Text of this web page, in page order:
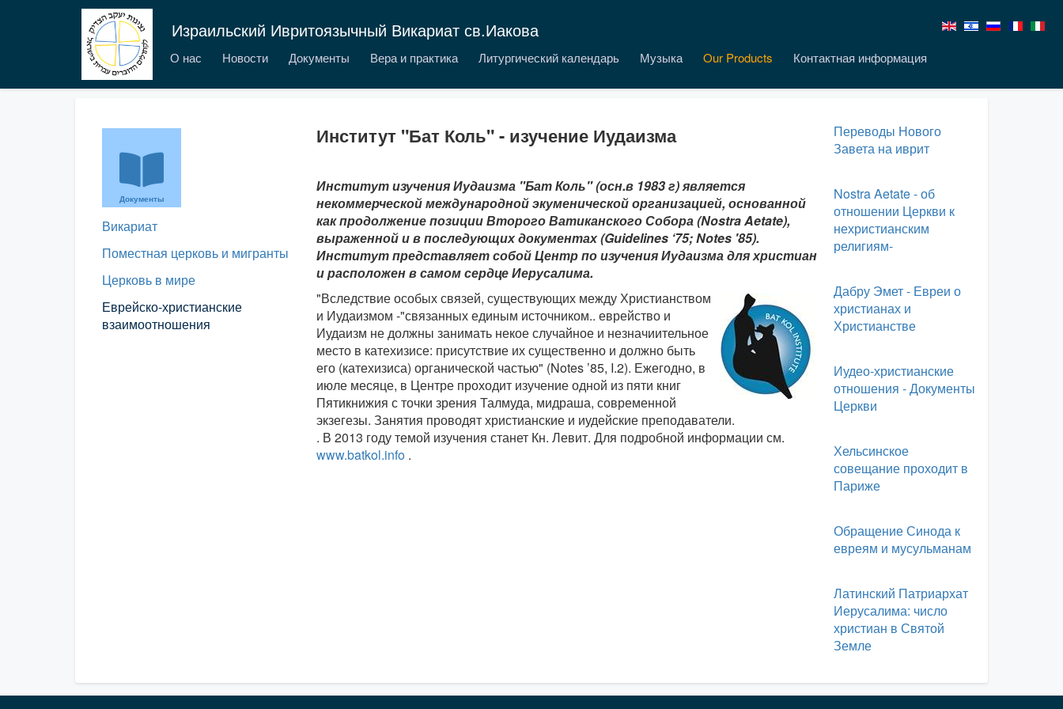
Израильский Ивритоязычный Викариат св.Иакова
О нас Новости Документы Вера и практика Литургический календарь Музыка Our Products Контактная информация
Документы
Викариат
Поместная церковь и мигранты
Церковь в мире
Еврейско-христианские
взаимоотношения
Институт "Бат Коль" - изучение Иудаизма
Институт изучения Иудаизма "Бат Коль" (осн.в 1983 г) является
некоммерческой международной экуменической организацией, основанной
как продолжение позиции Второго Ватиканского Собора (Nostra Aetate),
выраженной и в последующих документах (Guidelines ‘75; Notes '85).
Институт представляет собой Центр по изучения Иудаизма для христиан
и расположен в самом сердце Иерусалима.
"Вследствие особых связей, существующих между Христианством
и Иудаизмом -"связанных единым источником.. еврейство и
Иудаизм не должны занимать некое случайное и незначиительное
место в катехизисе: присутствие их существенно и должно быть
его (катехизиса) органической частью" (Notes ’85, I.2). Ежегодно, в
июле месяце, в Центре проходит изучение одной из пяти книг
Пятикнижия с точки зрения Талмуда, мидраша, современной
экзегезы. Занятия проводят христианские и иудейские преподаватели.
. В 2013 году темой изучения станет Кн. Левит. Для подробной информации см.
www.batkol.info.
Переводы Нового
Завета на иврит
Nostra Aetate - об
отношении Церкви к
нехристианским
религиям-
Дабру Эмет - Евреи о
христианах и
Христианстве
Иудео-христианские
отношения - Документы
Церкви
Хельсинское
совещание проходит в
Париже
Обращение Синода к
евреям и мусульманам
Латинский Патриархат
Иерусалима: число
христиан в Святой
Земле